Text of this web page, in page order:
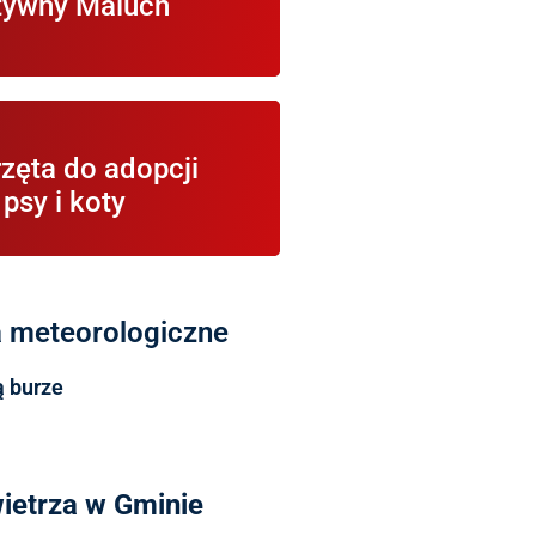
do adopcji
psy i koty
się w schronisku i gotowych
do adopcji.
meteorologiczne
burze
w Gminie